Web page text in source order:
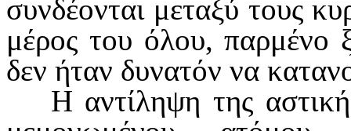
συνδέονται μεταξύ τους
μέρος του όλου, παρ­μένο
δεν ήταν δυνατόν να
Η αντίληψη της